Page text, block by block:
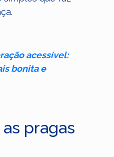
acessível:
bonita e
pragas